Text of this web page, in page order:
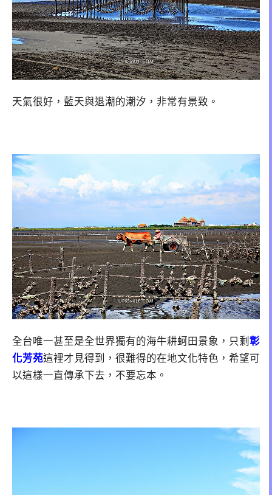
天氣很好，藍天與退潮的潮汐，非常有景致。
全台唯一甚至是全世界獨有的海牛耕蚵田景象，只剩 彰
化芳苑這裡才見得到，很難得的在地文化特色，希望可
以這樣一直傳承下去，不要忘本。